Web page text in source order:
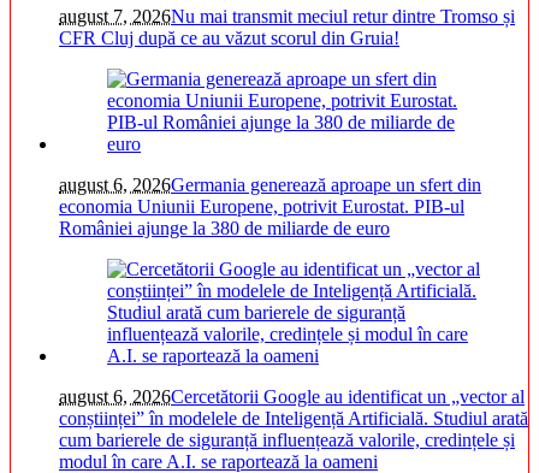
august 7, 2026Nu mai transmit meciul retur dintre Tromso și
CFR Cluj după ce au văzut scorul din Gruia!
august 6, 2026Germania generează aproape un sfert din
economia Uniunii Europene, potrivit Eurostat. PIB-ul
României ajunge la 380 de miliarde de euro
august 6, 2026Cercetătorii Google au identificat un „vector al
conștiinței” în modelele de Inteligență Artificială. Studiul arată
cum barierele de siguranță influențează valorile, credințele și
modul în care A.I. se raportează la oameni